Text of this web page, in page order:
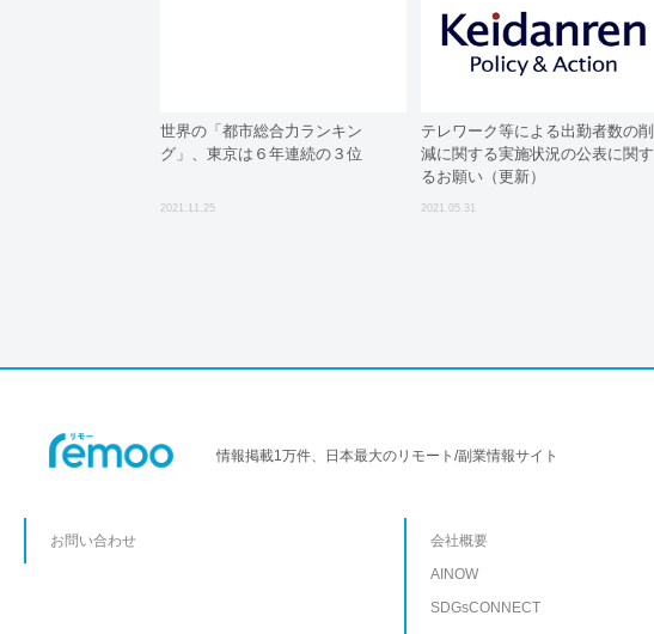
世界の「都市総合力ランキン
グ」、東京は６年連続の３位
2021.11.25
テレワーク等による出勤者数の削
減に関する実施状況の公表に関す
るお願い（更新）
2021.05.31
情報掲載1万件、日本最大のリモート/副業情報サイト
お問い合わせ
会社概要
AINOW
SDGsCONNECT